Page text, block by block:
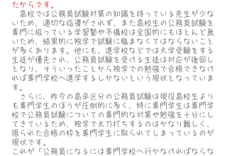
たからです。
高校では公務員試験対策の知識を持っている先生が少な
いため、適切な指導がされず、また高校生の公務員試験を
専門に扱っている学習塾や予備校は全国的にもほとんど無
いため、結果的に独学で試験に臨まなくてはならないこと
が多くあります。他にも、進学校などでは大学受験をする
生徒が優先され、公務員試験を受ける生徒は対応が後回し
となり、そういったことから独学での勉強で合格できなけ
れば専門学校へ進学するしかないという現状となっていま
す。
さらに、昨今の高卒区分の公務員試験は現役高校生より
も専門学生のほうが圧倒的に多く、特に専門学生は専門学
校で公務員試験についての専門的な対策や勉強を十分にし
てきているため、独学で太刀打ちするのはかなり難しく、
限られた合格の枠を専門学生に取られてしまっているのが
現状です。
これが「公務員になるには専門学校へ行かなければならな